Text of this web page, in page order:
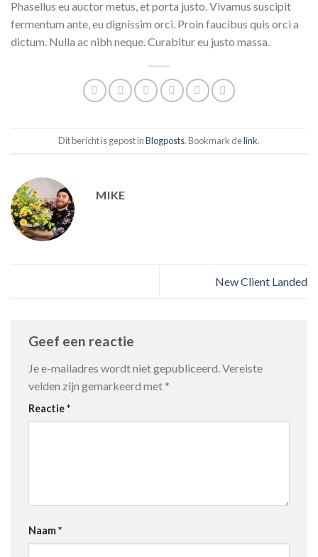
Phasellus eu auctor metus, et porta justo. Vivamus suscipit
fermentum ante, eu dignissim orci. Proin faucibus quis orci a
dictum. Nulla ac nibh neque. Curabitur eu justo massa.
Dit bericht is gepost inBlogposts. Bookmark delink.
MIKE
New Client Landed
Geef een reactie
Je e-mailadres wordt niet gepubliceerd.Vereiste
velden zijn gemarkeerd met *
Reactie*
Naam*